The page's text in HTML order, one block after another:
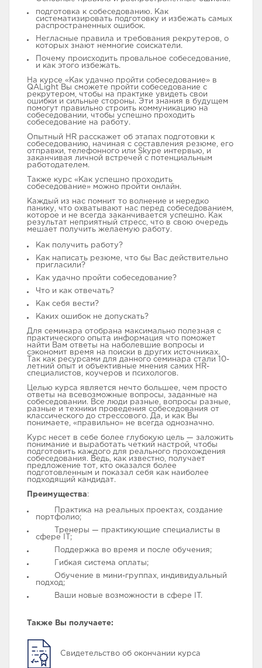
подготовка к собеседованию. Как
систематизировать подготовку и избежать самых
распространенных ошибок.
Негласные правила и требования рекрутеров, о
которых знают немногие соискатели.
Почему происходить провальное собеседование,
и как этого избежать.
На курсе «Как удачно пройти собеседование» в
QALight Вы сможете пройти собеседование с
рекрутером, чтобы на практике увидеть свои
ошибки и сильные стороны. Эти знания в будущем
помогут правильно строить коммуникацию на
собеседовании, чтобы успешно проходить
собеседование на работу.
Опытный HR расскажет об этапах подготовки к
собеседованию, начиная с составления резюме, его
отправки, телефонного или Skype интервью, и
заканчивая личной встречей с потенциальным
работодателем.
Также курс «Как успешно проходить
собеседование» можно пройти онлайн.
Каждый из нас помнит то волнение и нередко
панику, что охватывают нас перед собеседованием,
которое и не всегда заканчивается успешно. Как
результат неприятный стресс, что в свою очередь
мешает получить желаемую работу.
Как получить работу?
Как написать резюме, что бы Вас действительно
пригласили?
Как удачно пройти собеседование?
Что и как отвечать?
Как себя вести?
Каких ошибок не допускать?
Для семинара отобрана максимально полезная с
практического опыта информация что поможет
найти Вам ответы на наболевшие вопросы и
сэкономит время на поиски в других источниках.
Так как ресурсами для данного семинара стали 10-
летний опыт и объективные мнения самих HR-
специалистов, коучеров и психологов.
Целью курса является нечто большее, чем просто
ответы на всевозможные вопросы, заданные на
собеседовании. Все люди разные, вопросы разные,
разные и техники проведения собеседования от
классического до стрессового. Да, и как Вы
понимаете, «правильно» не всегда однозначно.
Курс несет в себе более глубокую цель — заложить
понимание и выработать четкий настрой, чтобы
подготовить каждого для реального прохождения
собеседования. Ведь, как известно, получает
предложение тот, кто оказался более
подготовленным и показал себя как наиболее
подходящий кандидат.
Преимущества:
Практика на реальных проектах, создание
портфолио;
Тренеры — практикующие специалисты в
сфере ІТ;
Поддержка во время и после обучения;
Гибкая система оплаты;
Обучение в мини-группах, индивидуальный
подход;
Ваши новые возможности в сфере IT.
Также Вы получаете:
Свидетельство об окончании курса